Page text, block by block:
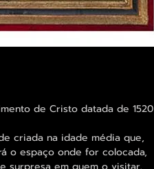
de Cristo datada de 1520
criada na idade média que,
o espaço onde for colocada,